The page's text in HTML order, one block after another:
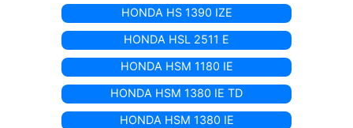
HONDA HS 1390 IZE
HONDA HSL 2511 E
HONDA HSM 1180 IE
HONDA HSM 1380 IE TD
HONDA HSM 1380 IE